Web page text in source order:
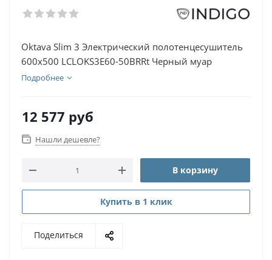
Oktava Slim 3 Электрический полотенцесушитель
600х500 LСLOKS3E60-50BRRt Черный муар
Подробнее
12 577 руб
Нашли дешевле?
В корзину
Купить в 1 клик
Поделиться